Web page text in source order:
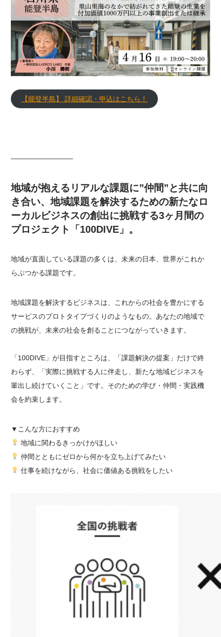
【能登半島】 詳細確認・申込はこちら！
―――――――――
地域が抱えるリアルな課題に”仲間”と共に向
き合い、地域課題を解決するための新たなロ
ーカルビジネスの創出に挑戦する3ヶ月間の
プロジェクト「100DIVE」 。
地域が直面している課題の多くは、未来の日本、世界がこれか
らぶつかる課題です。
地域課題を解決するビジネスは、これからの社会を豊かにする
サービスのプロトタイプづくりのようなもの。あなたの地域で
の挑戦が、未来の社会を創ることにつながっていきます。
「100DIVE」が目指すところは、「課題解決の提案」だけで終
わらず、
「実際に挑戦する人に伴走し、新たな地域ビジネスを
輩出し続けていくこと」 です。そのための学び・仲間・実践機
会を約束します。
▼こんな方におすすめ
地域に関わるきっかけがほしい
仲間とともにゼロから何かを立ち上げてみたい
仕事を続けながら、社会に価値ある挑戦をしたい